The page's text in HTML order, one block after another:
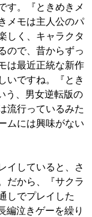
す。『ときめきメ
メモは主人公のパ
しく、キャラクタ
ので、昔からずっ
は最近正統な新作
いですね。『とき
う、男女逆転版の
流行っているみた
ムには興味がない
イしていると、さ
だから、『サクラ
しでプレイした
編泣きゲーを繰り